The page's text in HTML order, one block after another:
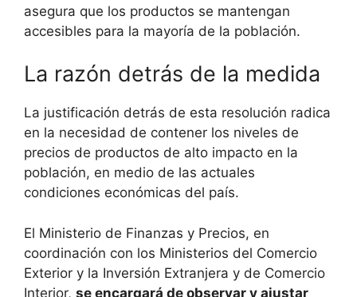
asegura que los productos se mantengan
accesibles para la mayoría de la población.
La razón detrás de la medida
La justificación detrás de esta resolución radica
en la necesidad de contener los niveles de
precios de productos de alto impacto en la
población, en medio de las actuales
condiciones económicas del país.
El Ministerio de Finanzas y Precios, en
coordinación con los Ministerios del Comercio
Exterior y la Inversión Extranjera y de Comercio
Interior, se encargará de observar y ajustar